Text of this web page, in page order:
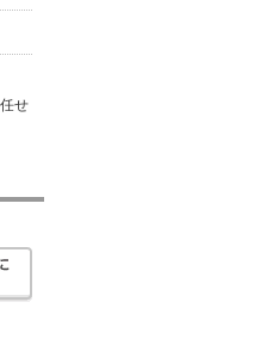
せ